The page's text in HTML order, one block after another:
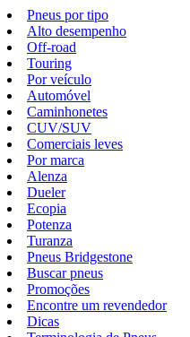
Pneus por tipo
Alto desempenho
Off-road
Touring
Por veículo
Automóvel
Caminhonetes
CUV/SUV
Comerciais leves
Por marca
Alenza
Dueler
Ecopia
Potenza
Turanza
Pneus Bridgestone
Buscar pneus
Promoções
Encontre um revendedor
Dicas